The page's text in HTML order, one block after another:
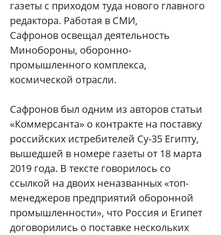
газеты с приходом туда нового главного
редактора. Работая в СМИ,
Сафронов освещал деятельность
Минобороны, оборонно-
промышленного комплекса,
космической отрасли.
Сафронов был одним из авторов статьи
«Коммерсанта» о контракте на поставку
российских истребителей Су-35 Египту,
вышедшей в номере газеты от 18 марта
2019 года. В тексте говорилось со
ссылкой на двоих неназванных «топ-
менеджеров предприятий оборонной
промышленности», что Россия и Египет
договорились о поставке нескольких